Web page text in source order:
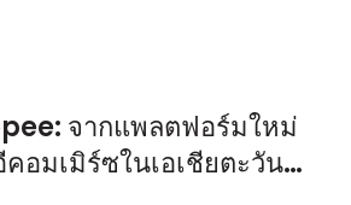
จากแพลตฟอร์มใหม่
อมเมิร์ซในเอเชียตะวัน